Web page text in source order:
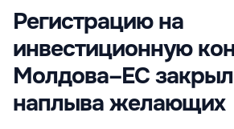
Регистрацию на
инвестиционную
Молдова–ЕС
наплыва желающих